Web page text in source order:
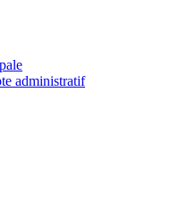
administratif